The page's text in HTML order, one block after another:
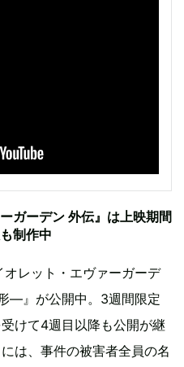
ガーデン 外伝』は上映期間
制作中
レット・エヴァーガーデ
―』が公開中。3週間限定
けて4週目以降も公開が継
は、事件の被害者全員の名